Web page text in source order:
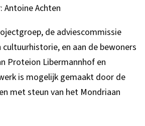
Antoine Achten
de adviescommissie
en aan de bewoners
Proteion Libermannhof en
is mogelijk gemaakt door de
met steun van het Mondriaan